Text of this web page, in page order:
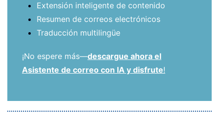
Extensión inteligente de contenido
Resumen de correos electrónicos
Traducción multilingüe
¡No espere más—descargue ahora el
Asistente de correo con IA y disfrute!